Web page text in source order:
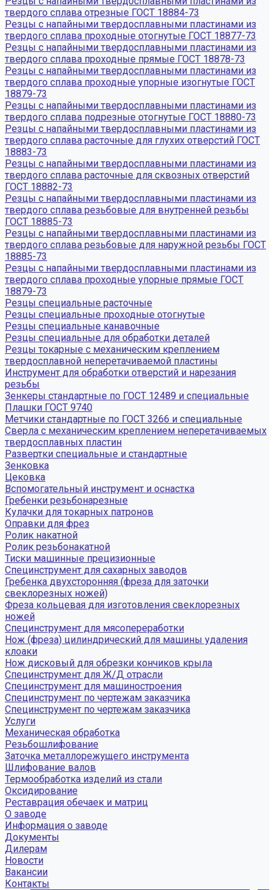
твердого сплава отрезные ГОСТ 18884-73
Резцы с напайными твердосплавными пластинами из
твердого сплава проходные отогнутые ГОСТ 18877-73
Резцы с напайными твердосплавными пластинами из
твердого сплава проходные прямые ГОСТ 18878-73
Резцы с напайными твердосплавными пластинами из
твердого сплава проходные упорные изогнутые ГОСТ
18879-73
Резцы с напайными твердосплавными пластинами из
твердого сплава подрезные отогнутые ГОСТ 18880-73
Резцы с напайными твердосплавными пластинами из
твердого сплава расточные для глухих отверстий ГОСТ
18883-73
Резцы с напайными твердосплавными пластинами из
твердого сплава расточные для сквозных отверстий
ГОСТ 18882-73
Резцы с напайными твердосплавными пластинами из
твердого сплава резьбовые для внутренней резьбы
ГОСТ 18885-73
Резцы с напайными твердосплавными пластинами из
твердого сплава резьбовые для наружной резьбы ГОСТ
18885-73
Резцы с напайными твердосплавными пластинами из
твердого сплава проходные упорные прямые ГОСТ
18879-73
Резцы специальные расточные
Резцы специальные проходные отогнутые
Резцы специальные канавочные
Резцы специальные для обработки деталей
Резцы токарные с механическим креплением
твердосплавной неперетачиваемой пластины
Инструмент для обработки отверстий и нарезания
резьбы
Зенкеры стандартные по ГОСТ 12489 и специальные
Плашки ГОСТ 9740
Метчики стандартные по ГОСТ 3266 и специальные
Сверла с механическим креплением неперетачиваемых
твердосплавных пластин
Развертки специальные и стандартные
Зенковка
Цековка
Вспомогательный инструмент и оснастка
Гребенки резьбонарезные
Кулачки для токарных патронов
Оправки для фрез
Ролик накатной
Ролик резьбонакатной
Тиски машинные прецизионные
Специнструмент для сахарных заводов
Гребенка двухсторонняя (фреза для заточки
свеклорезных ножей)
Фреза кольцевая для изготовления свеклорезных
ножей
Специнструмент для мясопереработки
Нож (фреза) цилиндрический для машины удаления
клоаки
Нож дисковый для обрезки кончиков крыла
Специнструмент для Ж/Д отрасли
Специнструмент для машиностроения
Специнструмент по чертежам заказчика
Специнструмент по чертежам заказчика
Услуги
Механическая обработка
Резьбошлифование
Заточка металлорежущего инструмента
Шлифование валов
Термообработка изделий из стали
Оксидирование
Реставрация обечаек и матриц
О заводе
Информация о заводе
Документы
Дилерам
Новости
Вакансии
Контакты